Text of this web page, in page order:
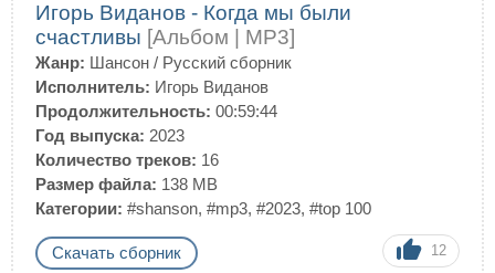
Игорь Виданов - Когда мы были
счастливы [Альбом | MP3]
Жанр: Шансон / Русский сборник
Исполнитель: Игорь Виданов
Продолжительность: 00:59:44
Год выпуска: 2023
Количество треков: 16
Размер файла: 138 MB
Категории: #shanson, #mp3, #2023, #top 100
Скачать сборник 12